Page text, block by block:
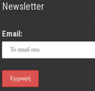
Newsletter
Email: